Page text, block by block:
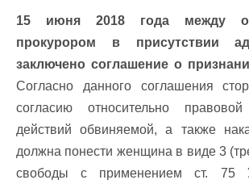
15 июня 2018 года
между
прокурором в присутствии
заключено соглашение о
Согласно данного соглашения
согласию относительно
действий обвиняемой, а также
должна понести женщина в виде 3
свободы с применением ст. 75